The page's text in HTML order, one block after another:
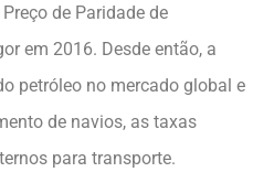
de Paridade de
em 2016. Desde então, a
petróleo no mercado global e
de navios, as taxas
para transporte.